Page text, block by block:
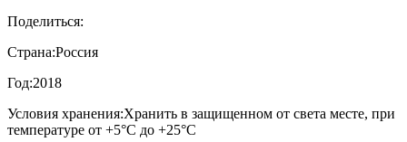
Поделиться:
Страна:Россия
Год:2018
Условия хранения:Хранить в защищенном от света месте, при
температуре от +5°С до +25°С